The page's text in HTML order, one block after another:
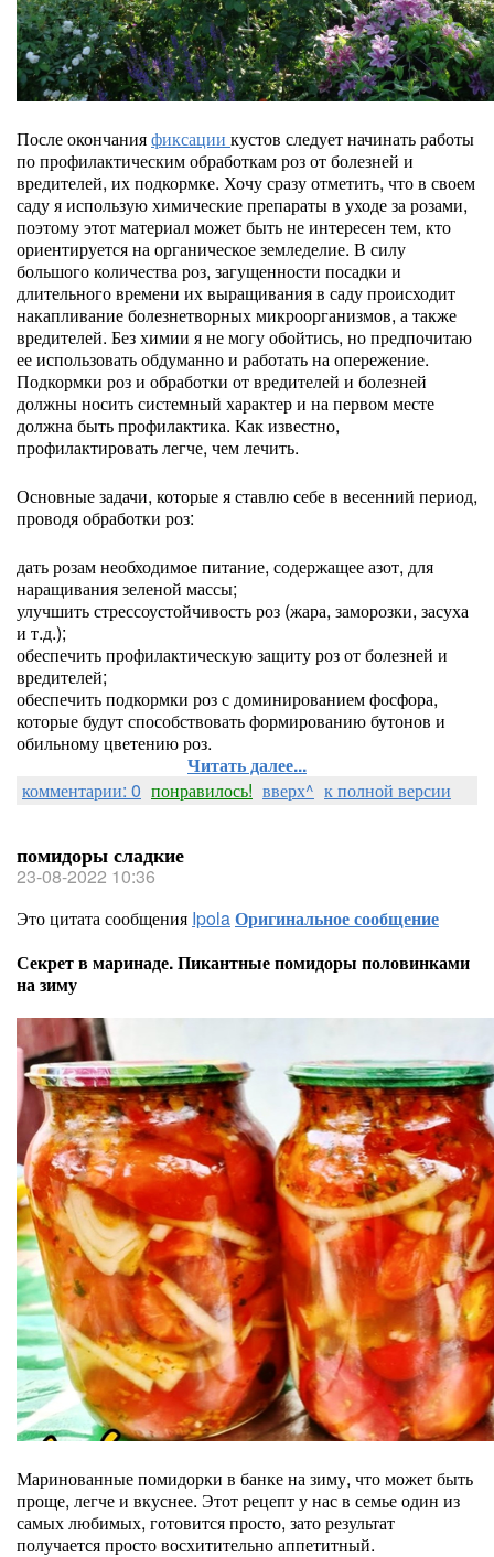
После окончанияфиксации кустов следует начинать работы
по профилактическим обработкам роз от болезней и
вредителей, их подкормке. Хочу сразу отметить, что в своем
саду я использую химические препараты в уходе за розами,
поэтому этот материал может быть не интересен тем, кто
ориентируется на органическое земледелие. В силу
большого количества роз, загущенности посадки и
длительного времени их выращивания в саду происходит
накапливание болезнетворных микроорганизмов, а также
вредителей. Без химии я не могу обойтись, но предпочитаю
ее использовать обдуманно и работать на опережение.
Подкормки роз и обработки от вредителей и болезней
должны носить системный характер и на первом месте
должна быть профилактика. Как известно,
профилактировать легче, чем лечить.
Основные задачи, которые я ставлю себе в весенний период,
проводя обработки роз:
дать розам необходимое питание, содержащее азот, для
наращивания зеленой массы;
улучшить стрессоустойчивость роз (жара, заморозки, засуха
и т.д.);
обеспечить профилактическую защиту роз от болезней и
вредителей;
обеспечить подкормки роз с доминированием фосфора,
которые будут способствовать формированию бутонов и
обильному цветению роз.
Читать далее...
комментарии: 0 понравилось! вверх^ к полной версии
помидоры сладкие
23-08-2022 10:36
Это цитата сообщения IpolaОригинальное сообщение
Секрет в маринаде. Пикантные помидоры половинками
на зиму
Маринованные помидорки в банке на зиму, что может быть
проще, легче и вкуснее. Этот рецепт у нас в семье один из
самых любимых, готовится просто, зато результат
получается просто восхитительно аппетитный.